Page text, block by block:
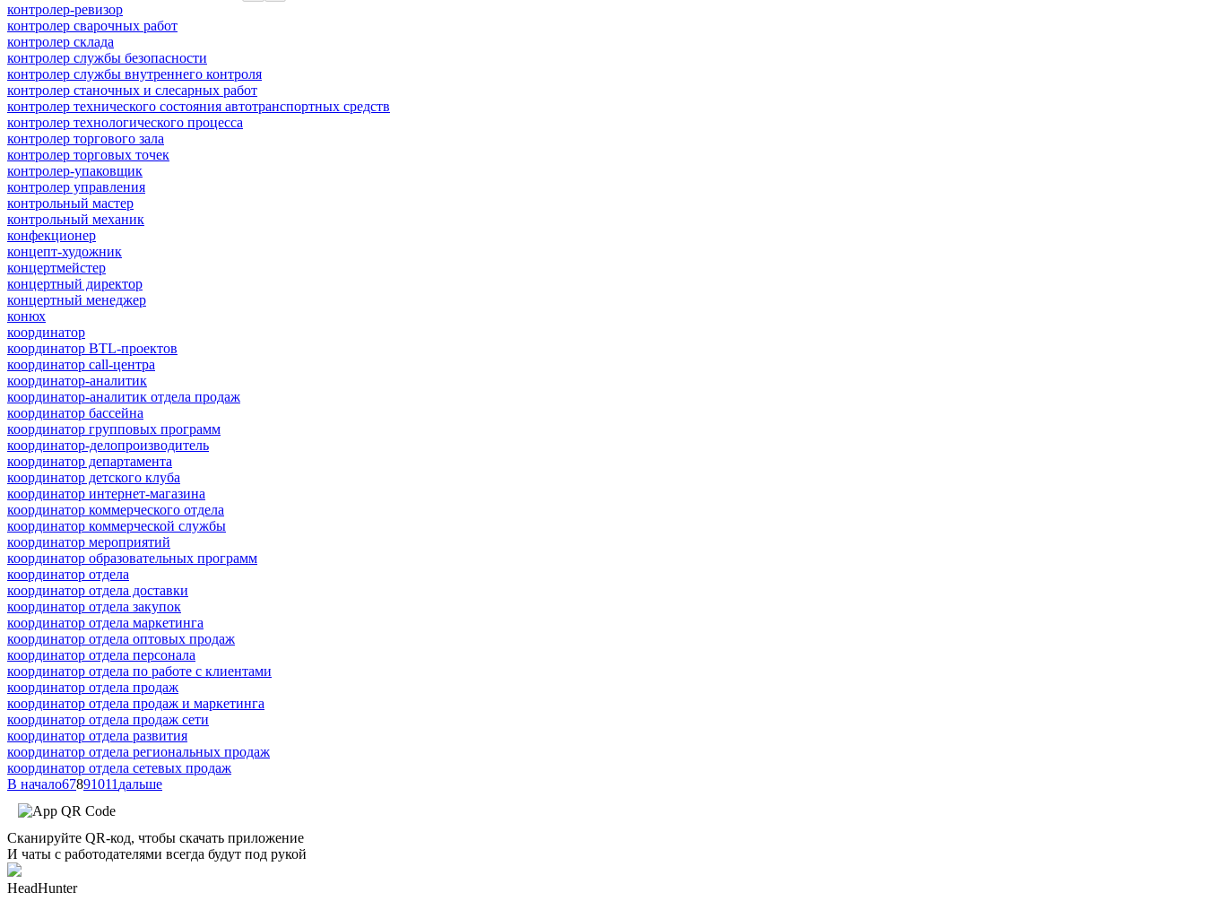
контролер-ревизор
контролер сварочных работ
контролер склада
контролер службы безопасности
контролер службы внутреннего контроля
контролер станочных и слесарных работ
контролер технического состояния автотранспортных средств
контролер технологического процесса
контролер торгового зала
контролер торговых точек
контролер-упаковщик
контролер управления
контрольный мастер
контрольный механик
конфекционер
концепт-художник
концертмейстер
концертный директор
концертный менеджер
конюх
координатор
координатор BTL-проектов
координатор call-центра
координатор-аналитик
координатор-аналитик отдела продаж
координатор бассейна
координатор групповых программ
координатор-делопроизводитель
координатор департамента
координатор детского клуба
координатор интернет-магазина
координатор коммерческого отдела
координатор коммерческой службы
координатор мероприятий
координатор образовательных программ
координатор отдела
координатор отдела доставки
координатор отдела закупок
координатор отдела маркетинга
координатор отдела оптовых продаж
координатор отдела персонала
координатор отдела по работе с клиентами
координатор отдела продаж
координатор отдела продаж и маркетинга
координатор отдела продаж сети
координатор отдела развития
координатор отдела региональных продаж
координатор отдела сетевых продаж
В начало67891011 дальше
Сканируйте QR-код, чтобы скачать приложение
И чаты с работодателями всегда будут под рукой
HeadHunter